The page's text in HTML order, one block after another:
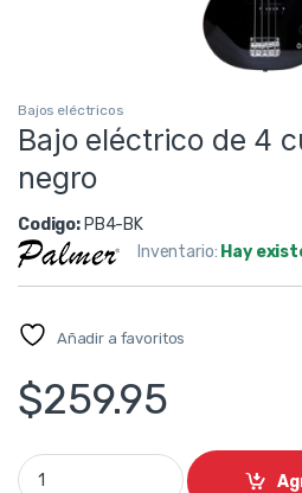
Bajos eléctricos
Bajo eléctrico de 4
negro
Codigo: PB4-BK
Inventario: Hay
Añadir a favoritos
$259.95
Bajo eléctrico de 4 cuerdas